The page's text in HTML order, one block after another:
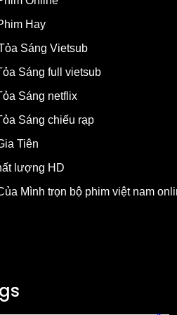
Hay
Sáng Vietsub
Sáng full vietsub
Sáng netflix
Sáng chiếu rạp
Tiên
lượng HD
Mình trọn bộ phim việt nam